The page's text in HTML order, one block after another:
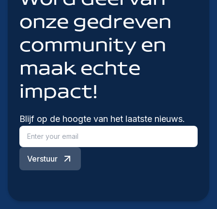
onze gedreven
community en
maak echte
impact!
Blijf op de hoogte van het laatste nieuws.
Verstuur